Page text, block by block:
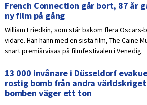
French Connection går bort, 87 år
ny film på gång
William Friedkin, som står bakom flera
vidare. Han hann med en sista film, The Caine
snart premiärvisas på filmfestivalen i Venedig.
13 000 invånare i Düsseldorf
rostig bomb från andra världskriget
bomben väger ett ton